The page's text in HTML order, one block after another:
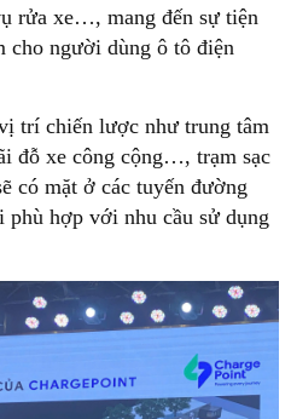
rửa xe…, mang đến sự tiện
cho người dùng ô tô điện
trí chiến lược như trung tâm
đỗ xe công cộng…, trạm sạc
có mặt ở các tuyến đường
hợp với nhu cầu sử dụng